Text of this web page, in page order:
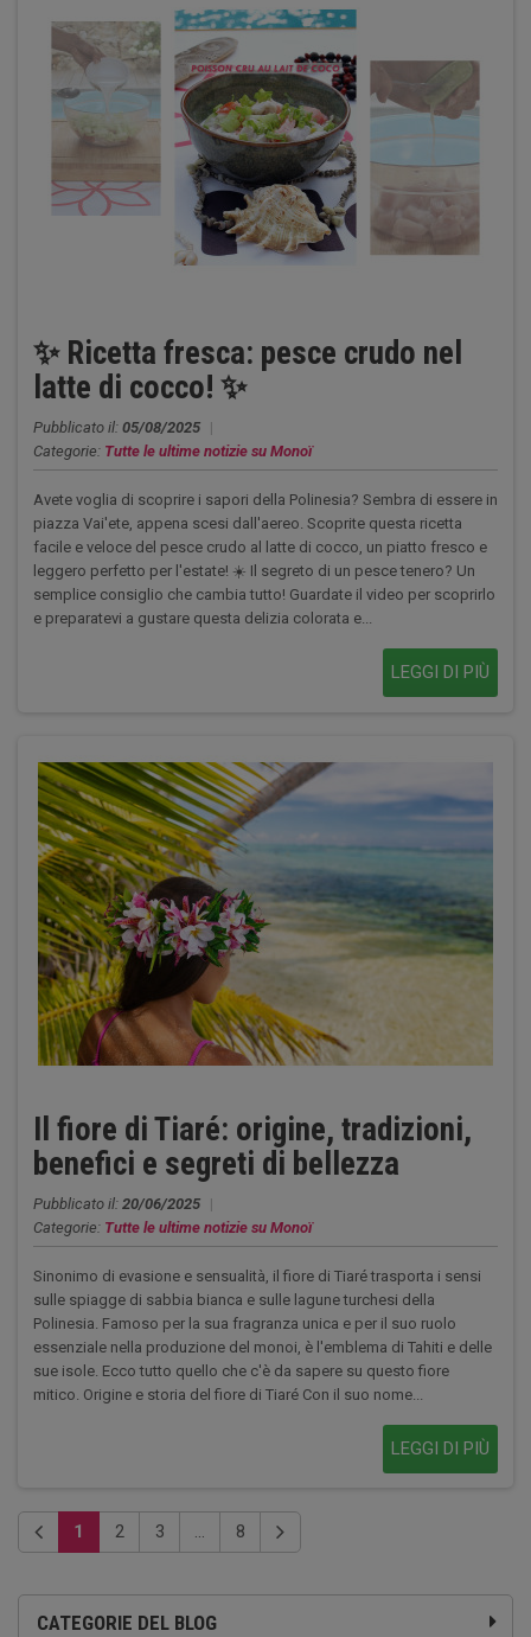
CATEGORIE DEL BLOG
✨ Ricetta fresca: pesce crudo nel
latte di cocco! ✨
Pubblicato il: 05/08/2025
|
Categorie: Tutte le ultime notizie su Monoï
Avete voglia di scoprire i sapori della Polinesia? Sembra di essere in
piazza Vai'ete, appena scesi dall'aereo. Scoprite questa ricetta
facile e veloce del pesce crudo al latte di cocco, un piatto fresco e
leggero perfetto per l'estate! ☀️ Il segreto di un pesce tenero? Un
semplice consiglio che cambia tutto! Guardate il video per scoprirlo
e preparatevi a gustare questa delizia colorata e...
LEGGI DI PIÙ
Il fiore di Tiaré: origine, tradizioni,
benefici e segreti di bellezza
Pubblicato il: 20/06/2025
|
Categorie: Tutte le ultime notizie su Monoï
Sinonimo di evasione e sensualità, il fiore di Tiaré trasporta i sensi
sulle spiagge di sabbia bianca e sulle lagune turchesi della
Polinesia. Famoso per la sua fragranza unica e per il suo ruolo
essenziale nella produzione del monoi, è l'emblema di Tahiti e delle
sue isole. Ecco tutto quello che c'è da sapere su questo fiore
mitico. Origine e storia del fiore di Tiaré Con il suo nome...
LEGGI DI PIÙ
1 2 3 ... 8